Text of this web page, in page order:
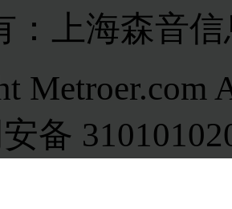
：上海森音
Metroer.com
备